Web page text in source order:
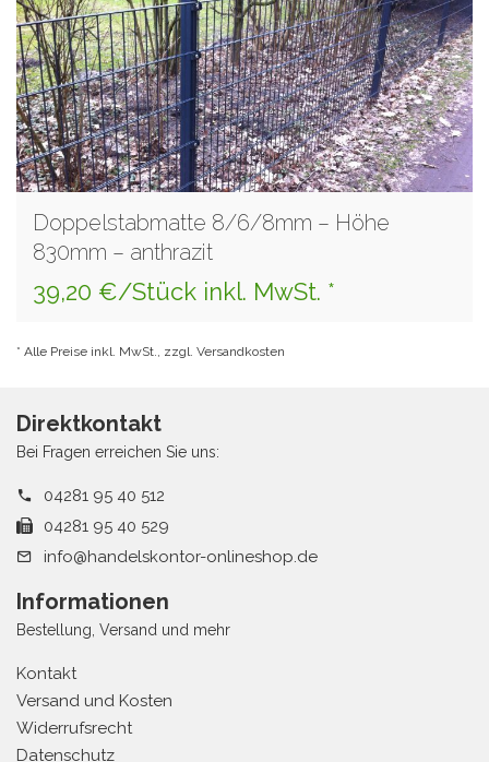
Doppelstabmatte 8/6/8mm – Höhe
830mm – anthrazit
39,20 €/Stück inkl. MwSt. *
* Alle Preise inkl. MwSt., zzgl. Versandkosten
Direktkontakt
Bei Fragen erreichen Sie uns:
04281 95 40 512
04281 95 40 529
info@handelskontor-onlineshop.de
Informationen
Bestellung, Versand und mehr
Kontakt
Versand und Kosten
Widerrufsrecht
Datenschutz